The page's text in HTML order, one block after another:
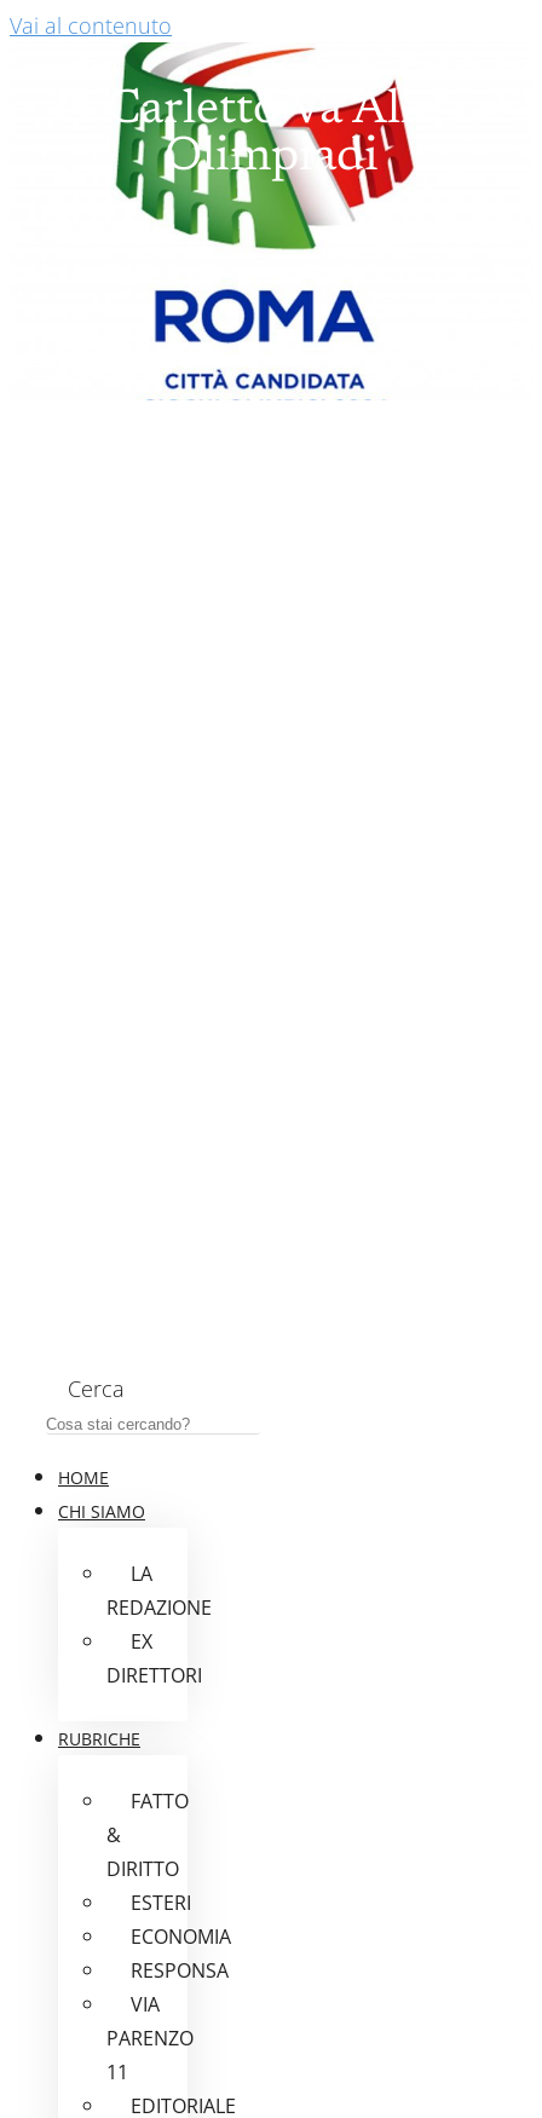
Vai al contenuto
Carletto Va Alle
Olimpiadi
Cerca
HOME
CHI SIAMO
LA
REDAZIONE
EX
DIRETTORI
RUBRICHE
FATTO
&
DIRITTO
ESTERI
ECONOMIA
RESPONSA
VIA
PARENZO
11
EDITORIALE